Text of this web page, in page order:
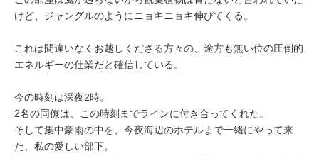
けど、ジャングルのようにニョキニョキ伸びてくる。
これは間違いなくお越しくださる方々の、途方も無い位の圧倒的
エネルギーの仕業だと確信している。
今の時刻は深夜2時。
2名の同僚は、この時刻までラインに付き合ってくれた。
そして集中豪雨の中を、今夜海辺のホテルまで一緒にやって来
た、私の愛しい部下。